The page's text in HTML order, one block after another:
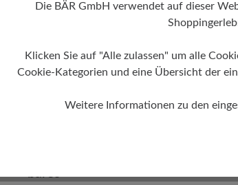
Die BÄR GmbH verwendet auf dieser
Klicken Sie auf "Alle zulassen" um alle
Cookie-Kategorien und eine Übersicht der
Weitere Informationen zu den